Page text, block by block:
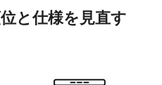
と仕様を見直す